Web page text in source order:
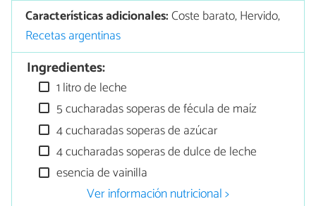
Características adicionales:Coste barato, Hervido,
Recetas argentinas
Ingredientes:
1 litro de leche
5 cucharadas soperas de fécula de maíz
4 cucharadas soperas de azúcar
4 cucharadas soperas de dulce de leche
esencia de vainilla
Ver información nutricional >